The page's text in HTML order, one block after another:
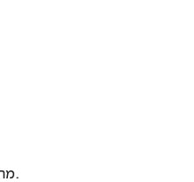
מחצבת שורק מפיקה ומספקת מגוון חומרי גלם לתעשייה, אגרגטים וחומרי מחצבה לתשתיות.